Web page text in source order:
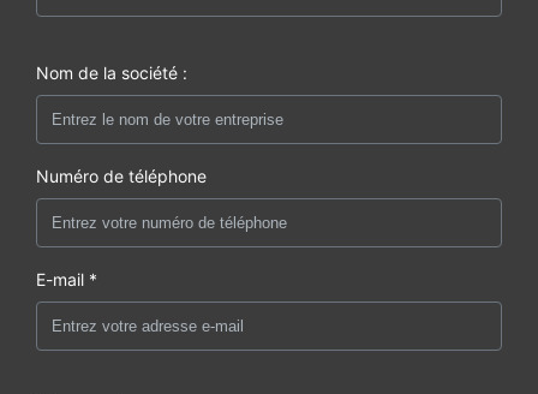
Nom de la société :
Numéro de téléphone
E-mail *